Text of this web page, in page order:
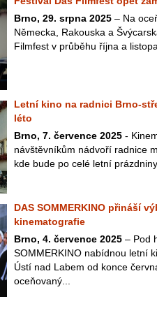
Brno, 29. srpna 2025 – Na
Německa, Rakouska a
Filmfest v průběhu října a
Letní kino na radnici Brno-
léto
Brno, 7. července 2025 -
návštěvníkům nádvoří radnice
kde bude po celé letní
DAS SOMMERKINO přináší
kinematografie
Brno, 4. července 2025 – Pod
SOMMERKINO nabídnou letní
Ústí nad Labem od konce
oceňovaný...